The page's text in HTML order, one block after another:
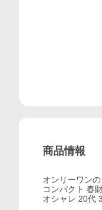
商品情報
オンリーワン
コンパクト 春
オシャレ 20代